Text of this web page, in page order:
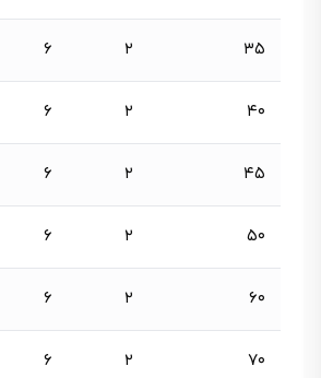
۳۵ ۲ ۶
۴۰ ۲ ۶
۴۵ ۲ ۶
۵۰ ۲ ۶
۶۰ ۲ ۶
۷۰ ۲ ۶